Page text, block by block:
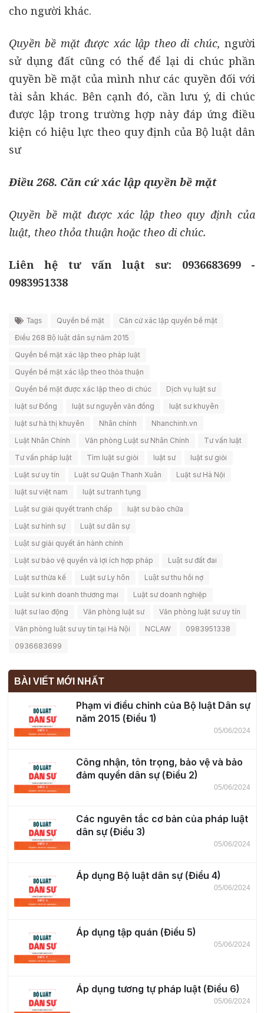
cho người khác.
Quyền bề mặt được xác lập theo di chúc, người
sử dụng đất cũng có thể để lại di chúc phần
quyền bề mặt của mình như các quyền đối với
tài sản khác. Bên cạnh đó, cần lưu ý, di chúc
được lập trong trường hợp này đáp ứng điều
kiện có hiệu lực theo quy định của Bộ luật dân
sư
Điều 268. Căn cứ xác lập quyền bề mặt
Quyền bề mặt được xác lập theo quy định của
luật, theo thỏa thuận hoặc theo di chúc.
Liên hệ tư vấn luật sư: 0936683699 -
0983951338
Tags Quyền bề mặt
Căn cứ xác lập quyền bề mặt
Điều 268 Bộ luật dân sự năm 2015
Quyền bề mặt xác lập theo pháp luật
Quyền bề mặt xác lập theo thỏa thuận
Quyền bề mặt được xác lập theo di chúc
Dịch vụ luật sư
luật sư Đồng
luật sư nguyễn văn đồng
luật sư khuyên
luật sư hà thị khuyên
Nhân chính
Nhanchinh.vn
Luật Nhân Chính
Văn phòng Luật sư Nhân Chính
Tư vấn luật
Tư vấn pháp luật
Tìm luật sư giỏi luật sư
luật sư giỏi
Luật sư uy tín
Luật sư Quận Thanh Xuân
Luật sư Hà Nội
luật sư việt nam
luật sư tranh tụng
Luật sư giải quyết tranh chấp
luật sư bào chữa
Luật sư hình sự
Luật sư dân sự
Luật sư giải quyết án hành chính
Luật sư bảo vệ quyền và lợi ích hợp pháp
Luật sư đất đai
Luật sư thừa kế
Luật sư Ly hôn
Luật sư thu hồi nợ
Luật sư kinh doanh thương mại
Luật sư doanh nghiệp
luật sư lao động
Văn phòng luật sư
Văn phòng luật sư uy tín
Văn phòng luật sư uy tín tại Hà Nội
NCLAW
0983951338
0936683699
BÀI VIẾT MỚI NHẤT
Phạm vi điều chỉnh của Bộ luật Dân sự
năm 2015 (Điều 1)
05/06/2024
Công nhận, tôn trọng, bảo vệ và bảo
đảm quyền dân sự (Điều 2)
05/06/2024
Các nguyên tắc cơ bản của pháp luật
dân sự (Điều 3)
05/06/2024
Áp dụng Bộ luật dân sự (Điều 4)
05/06/2024
Áp dụng tập quán (Điều 5)
05/06/2024
Áp dụng tương tự pháp luật (Điều 6)
05/06/2024